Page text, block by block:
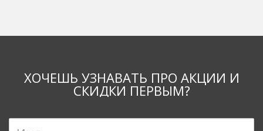
ХОЧЕШЬ УЗНАВАТЬ ПРО АКЦИИ И
СКИДКИ ПЕРВЫМ?